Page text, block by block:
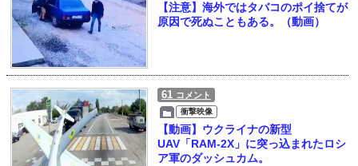
【注意】海外ではタバコのポイ捨てが
原因で死ぬこともある。（動画）
61 コメント
衝撃映像
【動画】ウクライナの新型
UAV「RAM-2X」に突っ込まれたロシ
ア軍のダッシュカム。